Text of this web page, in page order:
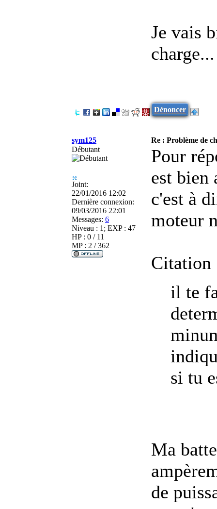
Je vais
Dénoncer
sym125
Re : Problème de
Débutant
Joint:
22/01/2016 12:02
Dernière connexion:
09/03/2016 22:01
Messages: 6
Niveau : 1; EXP : 47
HP : 0 / 11
MP : 2 / 362
Pour
est bien
c'est à
moteur
Citation
il te
si tu
Ma
de